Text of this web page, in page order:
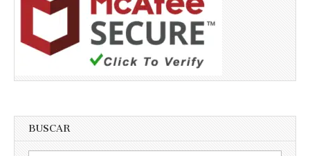
BUSCAR